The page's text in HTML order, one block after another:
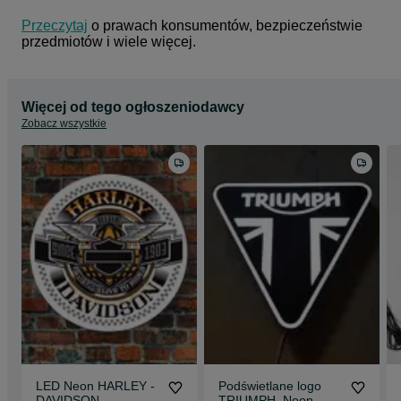
- Podświetlana reklama HARLEY - DAVIDSON,
- Kołki montażowe,
- Instrukcja obsługi / Montażu,
HANDMADE IN LEDWORDS® / POLAND
.
__
.
LEDWORDS® | Reklamy LED na zamówienie
Ledwords.pl
Przeczytaj o prawach konsumentów, bezpieczeństwie
przedmiotów i wiele więcej.
Więcej od tego ogłoszeniodawcy
Zobacz wszystkie
LED Neon HARLEY -
Podświetlane logo